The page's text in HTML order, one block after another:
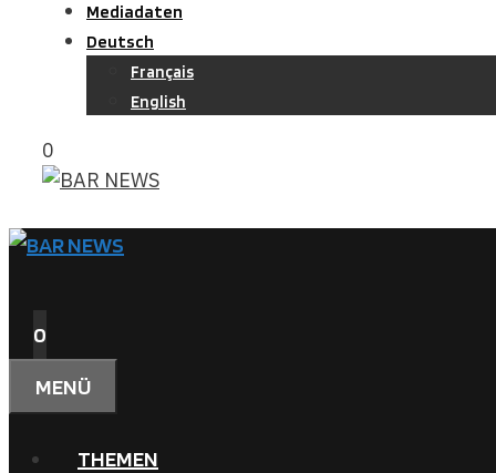
Mediadaten
Deutsch
Français
English
0
0
MENÜ
THEMEN